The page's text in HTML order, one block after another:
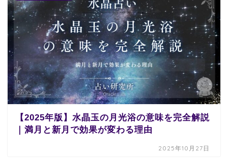
【2025年版】水晶玉の月光浴の意味を完全解説
｜満月と新月で効果が変わる理由
2025年10月27日